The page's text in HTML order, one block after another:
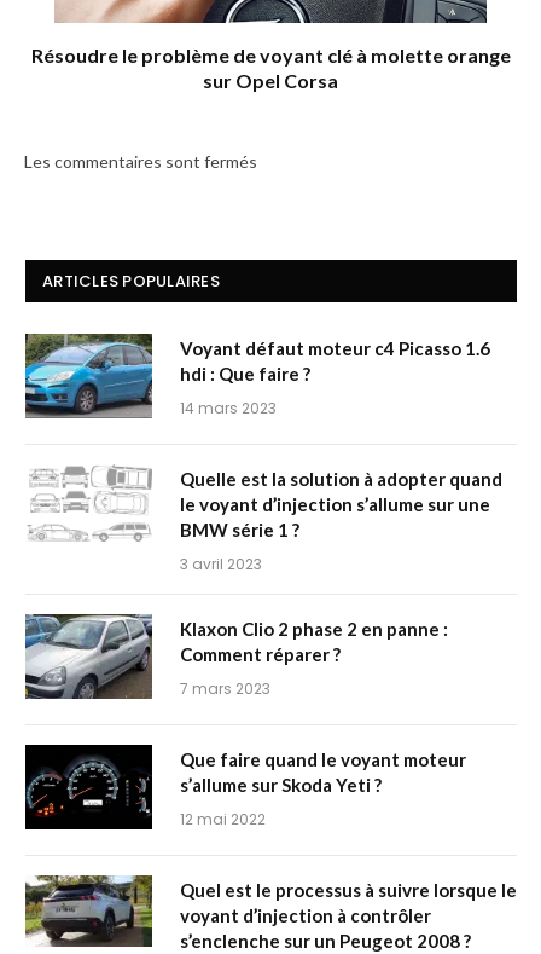
Résoudre le problème de voyant clé à molette orange
sur Opel Corsa
Les commentaires sont fermés
ARTICLES POPULAIRES
Voyant défaut moteur c4 Picasso 1.6
hdi : Que faire ?
14 mars 2023
Quelle est la solution à adopter quand
le voyant d’injection s’allume sur une
BMW série 1 ?
3 avril 2023
Klaxon Clio 2 phase 2 en panne :
Comment réparer ?
7 mars 2023
Que faire quand le voyant moteur
s’allume sur Skoda Yeti ?
12 mai 2022
Quel est le processus à suivre lorsque le
voyant d’injection à contrôler
s’enclenche sur un Peugeot 2008 ?